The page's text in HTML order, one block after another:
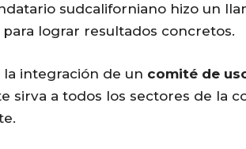
sudcaliforniano hizo un
lograr resultados concretos.
integración de un comité de
sirva a todos los sectores de la